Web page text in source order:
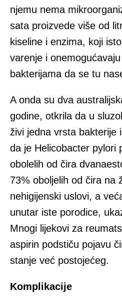
njemu nema
sata proizvede više od
kiseline i enzima, koji
varenje i
bakterijama da se tu
A onda su dva
godine, otkrila da u
živi jedna vrsta bakterije
da je Helicobacter pylori
obolelih od čira
73% oboljelih od čira na
nehigijenski uslovi, a
unutar iste porodice,
Mnogi lijekovi za
aspirin podstiču pojavu
stanje već postojećeg.
Komplikacije